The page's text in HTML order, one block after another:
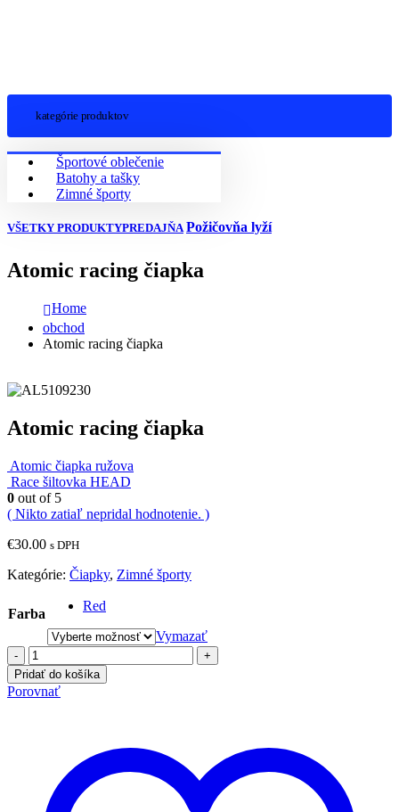
kategórie produktov
Športové oblečenie
Batohy a tašky
Zimné športy
VŠETKY PRODUKTYPREDAJŇA Požičovňa lyží
Atomic racing čiapka
Home
obchod
Atomic racing čiapka
Atomic racing čiapka
Atomic čiapka ružova
Race šiltovka HEAD
0 out of 5
( Nikto zatiaľ nepridal hodnotenie. )
€30.00 s DPH
Kategórie: Čiapky, Zimné športy
Farba
Red
Vymazať
-
+
Pridať do košíka
Porovnať